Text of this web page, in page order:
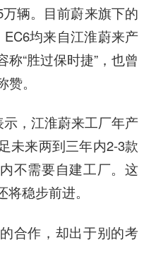
辆。目前蔚来旗下的
均来自江淮蔚来产
“胜过保时捷”，也曾
。
，江淮蔚来工厂年产
未来两到三年内2-3款
不需要自建工厂。这
稳步前进。
合作，却出于别的考